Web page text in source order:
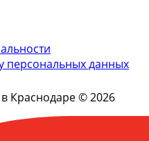
персональных данных
Краснодаре © 2026